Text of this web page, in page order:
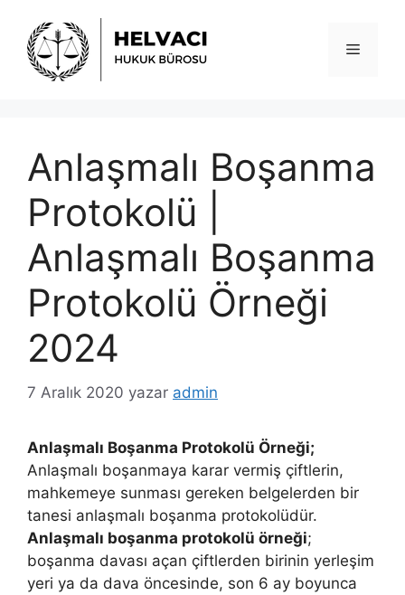
Menü
Anlaşmalı Boşanma
Protokolü |
Anlaşmalı Boşanma
Protokolü Örneği
2024
7 Aralık 2020 yazar admin
Anlaşmalı Boşanma Protokolü Örneği;
Anlaşmalı boşanmaya karar vermiş çiftlerin,
mahkemeye sunması gereken belgelerden bir
tanesi anlaşmalı boşanma protokolüdür.
Anlaşmalı boşanma protokolü örneği;
boşanma davası açan çiftlerden birinin yerleşim
yeri ya da dava öncesinde, son 6 ay boyunca